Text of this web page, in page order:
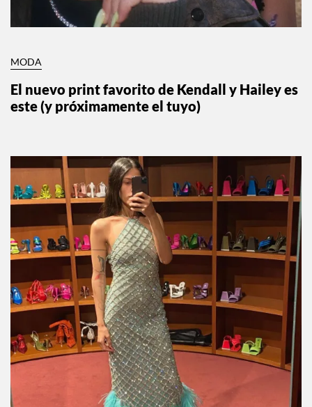
MODA
El nuevo print favorito de Kendall y Hailey es
este (y próximamente el tuyo)